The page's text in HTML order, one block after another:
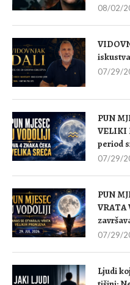
08/02/
07/29/
PUN
VELIKI
period
07/29/
PUN
VRATA
07/29/
Ljudi